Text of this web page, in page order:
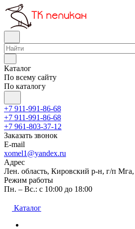
Каталог
По всему сайту
По каталогу
+7 911-991-86-68
+7 911-991-86-68
+7 961-803-37-12
Заказать звонок
E-mail
xomel1@yandex.ru
Адрес
Лен. область, Кировский р-н, г/п
Режим работы
Пн. – Вс.: с 10:00 до 18:00
Каталог